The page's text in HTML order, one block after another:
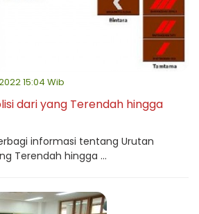
15:04 Wib
dari yang Terendah hingga
informasi tentang Urutan
Terendah hingga ...